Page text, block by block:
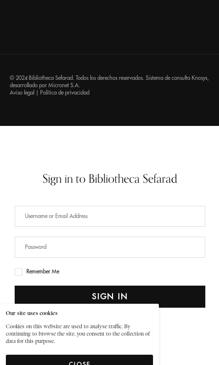
© 2024 Bibliotheca Sefarad. Todos los derechos reservados. Sistema de consulta Knosys
desarrollado por Micronet S.A.
Aviso legal
Política de privacidad
Our site uses cookies
Cookies on this website are used to analyse traffic. By
continuing to browse the site, you consent to the collection of
data for this purpose.
Sign in to Bibliotheca Sefarad
Remember Me
SIGN IN